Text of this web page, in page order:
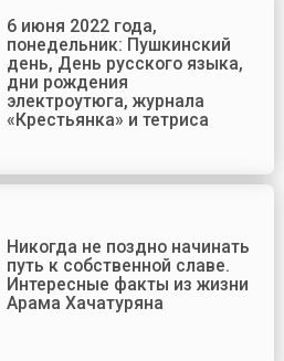
6 июня 2022 года,
понедельник: Пушкинский
день, День русского языка,
дни рождения
электроутюга, журнала
«Крестьянка» и тетриса
Никогда не поздно начинать
путь к собственной славе.
Интересные факты из жизни
Арама Хачатуряна